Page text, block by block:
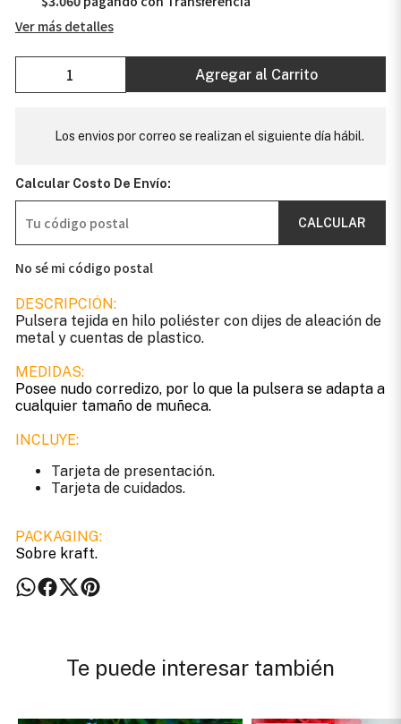
Ver más detalles
Agregar al Carrito
Los envios por correo se realizan el siguiente día hábil.
Calcular Costo De Envío:
CALCULAR
No sé mi código postal
DESCRIPCIÓN:
Pulsera tejida en hilo poliéster con dijes de aleación de
metal y cuentas de plastico.
MEDIDAS:
Posee nudo corredizo, por lo que la pulsera se adapta a
cualquier tamaño de muñeca.
INCLUYE:
Tarjeta de presentación.
Tarjeta de cuidados.
PACKAGING:
Sobre kraft.
Te puede interesar también